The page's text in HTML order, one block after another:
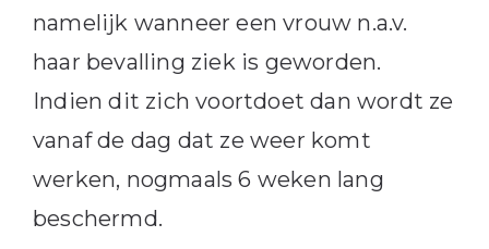
namelijk wanneer een vrouw n.a.v.
haar bevalling ziek is geworden.
Indien dit zich voortdoet dan wordt ze
vanaf de dag dat ze weer komt
werken, nogmaals 6 weken lang
beschermd.